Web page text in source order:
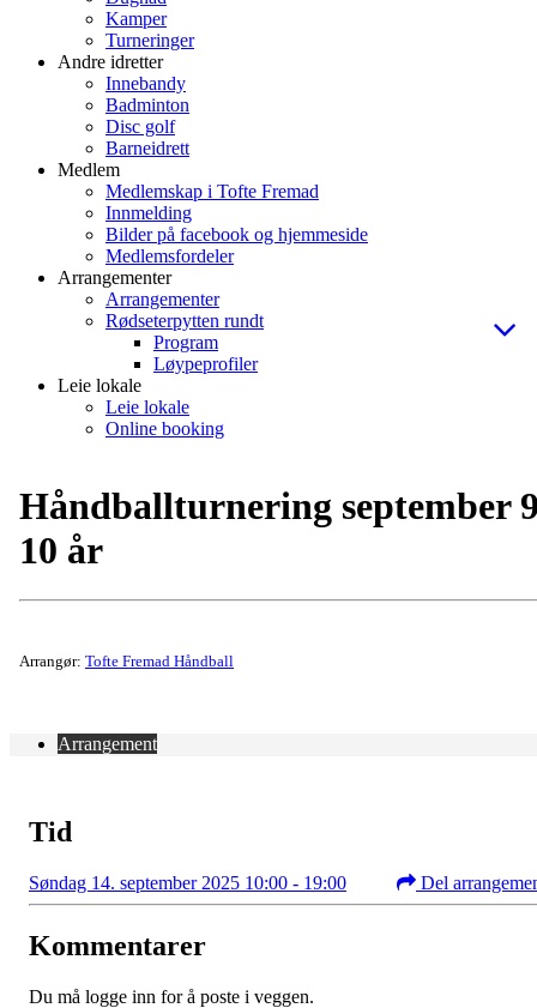
Kamper
Turneringer
Andre idretter
Innebandy
Badminton
Disc golf
Barneidrett
Medlem
Medlemskap i Tofte Fremad
Innmelding
Bilder på facebook og hjemmeside
Medlemsfordeler
Arrangementer
Arrangementer
Rødseterpytten rundt
Program
Løypeprofiler
Leie lokale
Leie lokale
Online booking
Håndballturnering september
10 år
Arrangør: Tofte Fremad Håndball
Arrangement
Tid
Søndag 14. september 2025 10:00 - 19:00 Del
Kommentarer
Du må logge inn for å poste i veggen.